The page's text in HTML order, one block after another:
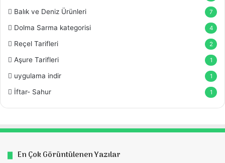
Balık ve Deniz Ürünleri 7
Dolma Sarma kategorisi 4
Reçel Tarifleri 2
Aşure Tarifleri 1
uygulama indir 1
İftar- Sahur 1
En Çok Görüntülenen Yazılar